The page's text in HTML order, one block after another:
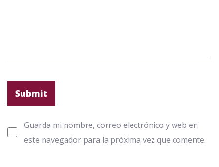
Guarda mi nombre, correo electrónico y web en
este navegador para la próxima vez que comente.